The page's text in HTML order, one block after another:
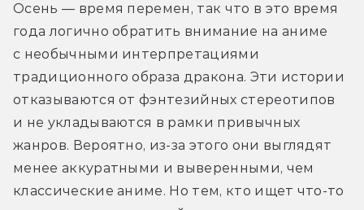
Осень — время перемен, так что в это время
года логично обратить внимание на аниме
с необычными интерпретациями
традиционного образа дракона. Эти истории
отказываются от фэнтезийных стереотипов
и не укладываются в рамки привычных
жанров. Вероятно, из-за этого они выглядят
менее аккуратными и выверенными, чем
классические аниме. Но тем, кто ищет что-то